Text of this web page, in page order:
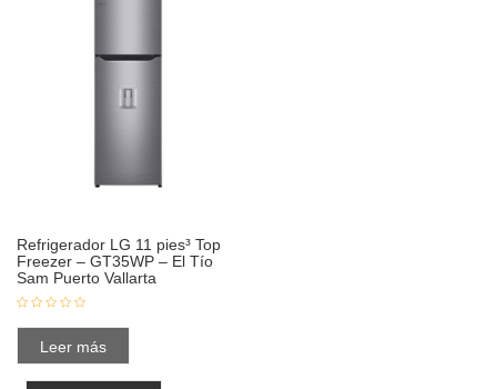
Refrigerador LG 11 pies³ Top
Freezer – GT35WP – El Tío
Sam Puerto Vallarta
Leer más